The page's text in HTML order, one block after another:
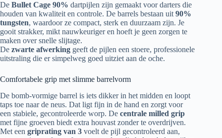
De Bullet Cage 90% dartpijlen zijn gemaakt voor darters die
houden van kwaliteit en controle. De barrels bestaan uit 90%
tungsten, waardoor ze compact, sterk en duurzaam zijn. Je
gooit strakker, mikt nauwkeuriger en hoeft je geen zorgen te
maken over snelle slijtage.
De zwarte afwerking geeft de pijlen een stoere, professionele
uitstraling die er simpelweg goed uitziet aan de oche.
Comfortabele grip met slimme barrelvorm
De bomb-vormige barrel is iets dikker in het midden en loopt
taps toe naar de neus. Dat ligt fijn in de hand en zorgt voor
een stabiele, gecontroleerde worp. De centrale milled grip
met fijne groeven biedt extra houvast zonder te overdrijven.
Met een griprating van 3 voelt de pijl gecontroleerd aan,